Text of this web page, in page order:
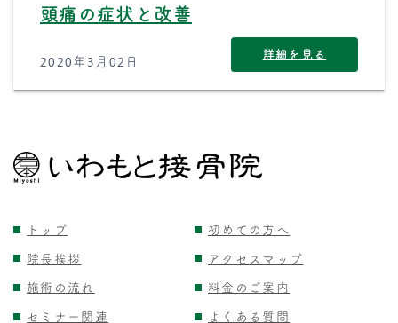
頭痛の症状と改善
2020年3月02日 詳細を見る
トップ
初めての方へ
院長挨拶
アクセスマップ
施術の流れ
料金のご案内
セミナー関連
よくある質問